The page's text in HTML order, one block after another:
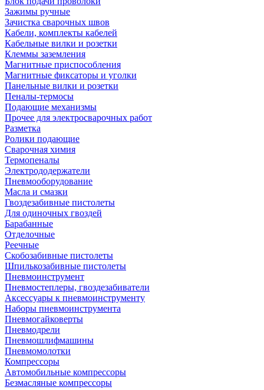
Зажимы ручные
Зачистка сварочных швов
Кабели, комплекты кабелей
Кабельные вилки и розетки
Клеммы заземления
Магнитные приспособления
Магнитные фиксаторы и уголки
Панельные вилки и розетки
Пеналы-термосы
Подающие механизмы
Прочее для электросварочных работ
Разметка
Ролики подающие
Сварочная химия
Термопеналы
Электрододержатели
Пневмооборудование
Масла и смазки
Гвоздезабивные пистолеты
Для одиночных гвоздей
Барабанные
Отделочные
Реечные
Скобозабивные пистолеты
Шпилькозабивные пистолеты
Пневмоинструмент
Пневмостеплеры, гвоздезабиватели
Аксессуары к пневмоинструменту
Наборы пневмоинструмента
Пневмогайковерты
Пневмодрели
Пневмошлифмашины
Пневмомолотки
Компрессоры
Автомобильные компрессоры
Безмасляные компрессоры